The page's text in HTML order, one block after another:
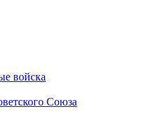
войска
Союза